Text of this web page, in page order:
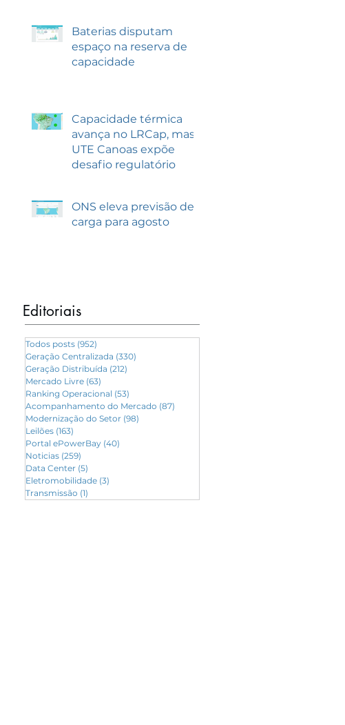
Baterias disputam
espaço na reserva de
capacidade
Capacidade térmica
avança no LRCap, mas
UTE Canoas expõe
desafio regulatório
ONS eleva previsão de
carga para agosto
Editoriais
Todos posts (952)
Geração Centralizada (330)
Geração Distribuída (212)
Mercado Livre (63)
Ranking Operacional (53)
Acompanhamento do Mercado (87)
Modernização do Setor (98)
Leilões (163)
Portal ePowerBay (40)
Noticias (259)
Data Center (5)
Eletromobilidade (3)
Transmissão (1)